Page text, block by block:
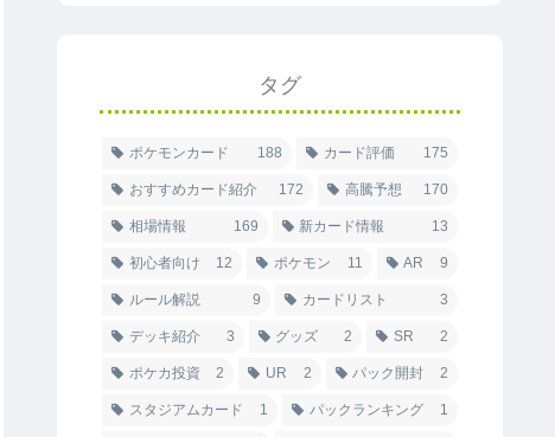
タグ
ポケモンカード 188 カード評価 175
おすすめカード紹介 172 高騰予想 170
相場情報 169 新カード情報 13
初心者向け 12 ポケモン 11 AR 9
ルール解説 9 カードリスト 3
デッキ紹介 3 グッズ 2 SR 2
ポケカ投資 2 UR 2 パック開封 2
スタジアムカード 1 パックランキング 1